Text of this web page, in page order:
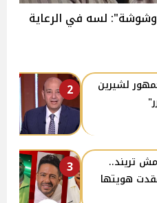
لسه في الرعاية
2
لشيرين
3
تريند..
هويتها